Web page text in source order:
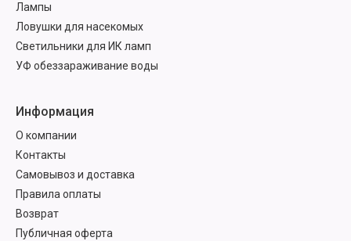
Лампы
Ловушки для насекомых
Светильники для ИК ламп
УФ обеззараживание воды
Информация
О компании
Контакты
Самовывоз и доставка
Правила оплаты
Возврат
Публичная оферта